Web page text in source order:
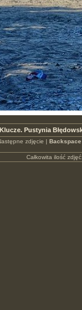
Klucze. Pustynia
zdjęcie | Backspace
Całkowita ilość zdjęć: